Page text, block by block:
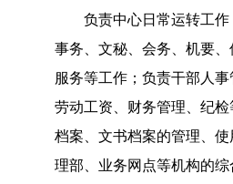
负责中心日常运转工作
事务、文秘、会务、机要
服务等工作 ； 负责干部人事
劳动工资、财务管理、纪检
档案、文书档案的管理、使
理部、业务网点等机构的